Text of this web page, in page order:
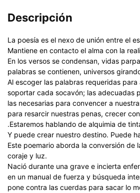
Descripción
La poesía es el nexo de unión entre el
Mantiene en contacto el alma con la
En los versos se condensan, vidas
palabras se contienen, universos
Al escoger las palabras requeridas
soportar cada socavón; las adecuadas
las necesarias para convencer a
para resarcir nuestras penas, crecer
.Estaremos hablando de alquimia de
Y puede crear nuestro destino. Puede
Este poemario aborda la conversión de
coraje y luz.
Nació durante una grave e incierta
en un manual de fuerza y búsqueda
pone contra las cuerdas para sacar lo